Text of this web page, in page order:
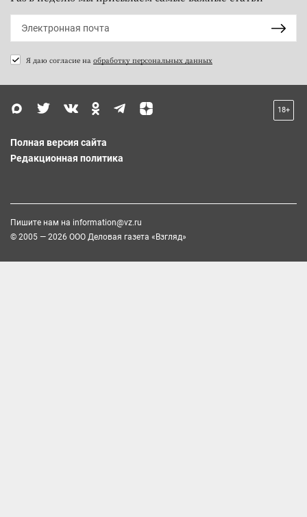
Я даю согласие на обработку персональных данных
18+
Полная версия сайта
Редакционная политика
Пишите нам на information@vz.ru
© 2005 — 2026 ООО Деловая газета «Взгляд»